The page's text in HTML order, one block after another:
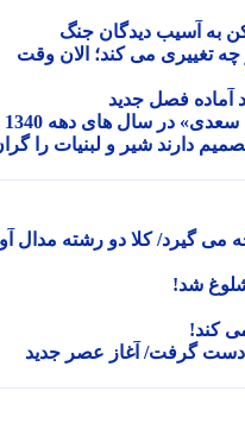
آسیب دیدگان جنگ
می کند؛ الان وقت
فصل جدید
در سال های دهه 1340
دارند شیر و لبنیات را گران
گیرد/ کلا دو رشته مدال آور
شد!
گرفت/ آغاز عصر جدید